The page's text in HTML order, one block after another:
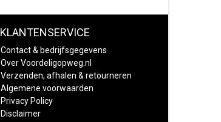
KLANTENSERVICE
Contact & bedrijfsgegevens
Over Voordeligopweg.nl
Verzenden, afhalen & retourneren
Algemene voorwaarden
Privacy Policy
Disclaimer